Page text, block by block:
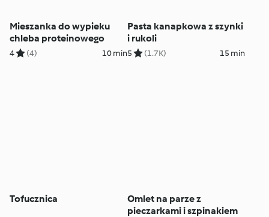
Mieszanka do wypieku
chleba proteinowego
4 (4) 10 min
Pasta kanapkowa z szynki
i rukoli
5 (1.7K) 15 min
Tofucznica
Omlet na parze z
pieczarkami i szpinakiem